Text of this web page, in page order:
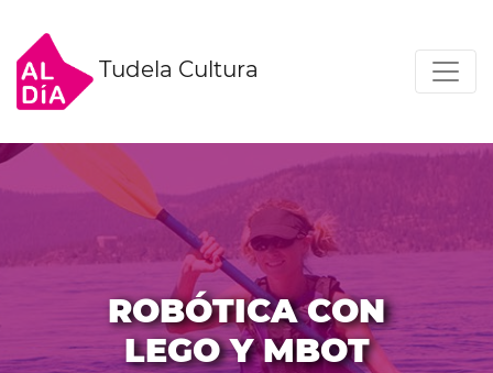
Tudela Cultura
ROBÓTICA CON
LEGO Y MBOT